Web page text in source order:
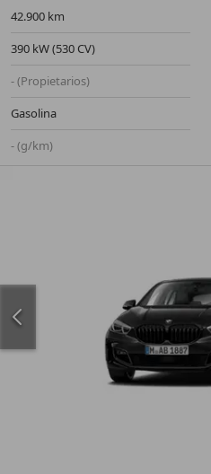
42.900 km
390 kW (530 CV)
- (Propietarios)
Gasolina
- (g/km)